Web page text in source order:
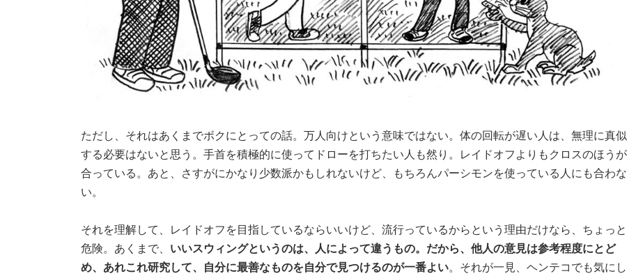
ただし、それはあくまでボクにとっての話。万人向けという意味ではない。体の回転が遅い人は、無理に真似
する必要はないと思う。手首を積極的に使ってドローを打ちたい人も然り。レイドオフよりもクロスのほうが
合っている。あと、さすがにかなり少数派かもしれないけど、もちろんパーシモンを使っている人にも合わな
い。
それを理解して、レイドオフを目指しているならいいけど、流行っているからという理由だけなら、ちょっと
危険。あくまで、 いいスウィングというのは、人によって違うもの。だから、他人の意見は参考程度にとど
め、あれこれ研究して、自分に最善なものを自分で見つけるのが一番よい。それが一見、ヘンテコでも気にし